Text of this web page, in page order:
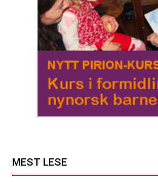
MEST LESE